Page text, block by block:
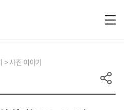
사진 이야기